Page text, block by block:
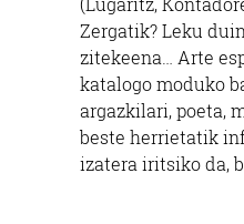
Zergatik? Leku
zitekeena… Arte
katalogo moduko
argazkilari, poeta,
beste herrietatik
izatera iritsiko da,